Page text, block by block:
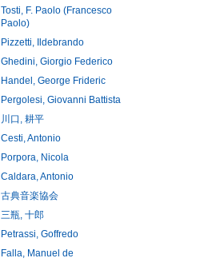
Tosti, F. Paolo (Francesco
Paolo)
Pizzetti, Ildebrando
Ghedini, Giorgio Federico
Handel, George Frideric
Pergolesi, Giovanni Battista
川口, 耕平
Cesti, Antonio
Porpora, Nicola
Caldara, Antonio
古典音楽協会
三瓶, 十郎
Petrassi, Goffredo
Falla, Manuel de